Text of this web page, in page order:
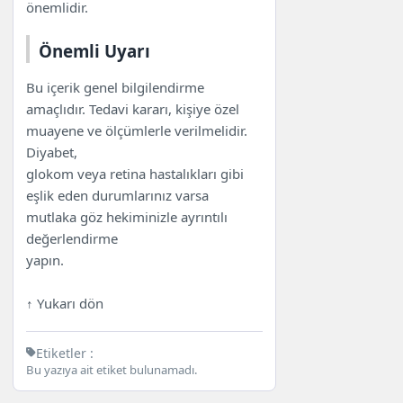
önemlidir.
Önemli Uyarı
Bu içerik genel bilgilendirme
amaçlıdır. Tedavi kararı, kişiye özel
muayene ve ölçümlerle verilmelidir.
Diyabet,
glokom veya retina hastalıkları gibi
eşlik eden durumlarınız varsa
mutlaka göz hekiminizle ayrıntılı
değerlendirme
yapın.
↑ Yukarı dön
Etiketler :
Bu yazıya ait etiket bulunamadı.